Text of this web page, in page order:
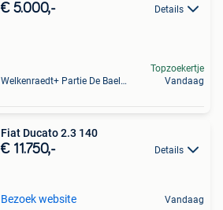
€ 5.000,- Details
Welkenraedt+ Partie De Baelen
Topzoekertje
Vandaag
Fiat Ducato 2.3 140
€ 11.750,- Details
Bezoek website Vandaag